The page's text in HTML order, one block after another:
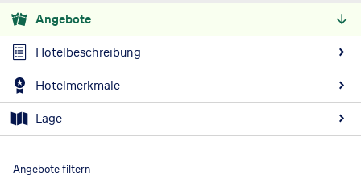
Angebote
Hotelbeschreibung
Hotelmerkmale
Lage
Angebote filtern